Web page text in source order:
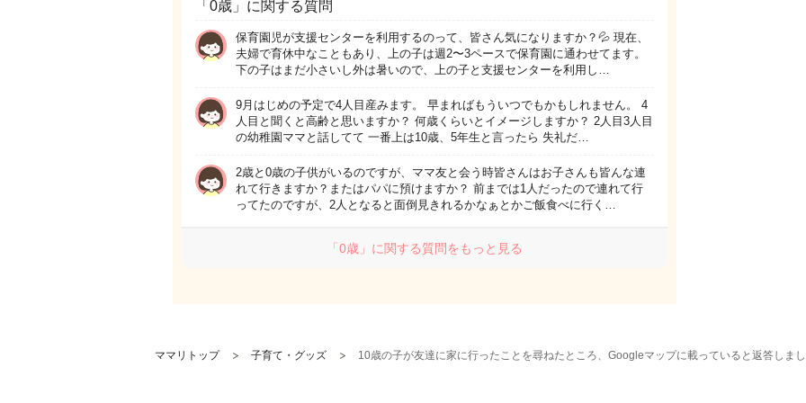
「0歳」に関する質問
保育園児が支援センターを利用するのって、皆さん気になりますか？💦 現在、
夫婦で育休中なこともあり、上の子は週2〜3ペースで保育園に通わせてます。
下の子はまだ小さいし外は暑いので、上の子と支援センターを利用し…
9月はじめの予定で4人目産みます。 早まればもういつでもかもしれません。 4
人目と聞くと高齢と思いますか？ 何歳くらいとイメージしますか？ 2人目3人目
の幼稚園ママと話してて 一番上は10歳、5年生と言ったら 失礼だ…
2歳と0歳の子供がいるのですが、ママ友と会う時皆さんはお子さんも皆んな連
れて行きますか？またはパパに預けますか？ 前までは1人だったので連れて行
ってたのですが、2人となると面倒見きれるかなぁとかご飯食べに行く…
「0歳」に関する質問をもっと見る
ママリトップ 子育て・グッズ 10歳の子が友達に家に行ったことを尋ねたところ、Googleマップに載っていると返答しま